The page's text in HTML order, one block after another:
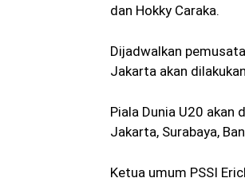
dan Hokky Caraka.
Dijadwalkan
Jakarta akan
Piala Dunia U20 akan
Jakarta, Surabaya,
Ketua umum PSSI